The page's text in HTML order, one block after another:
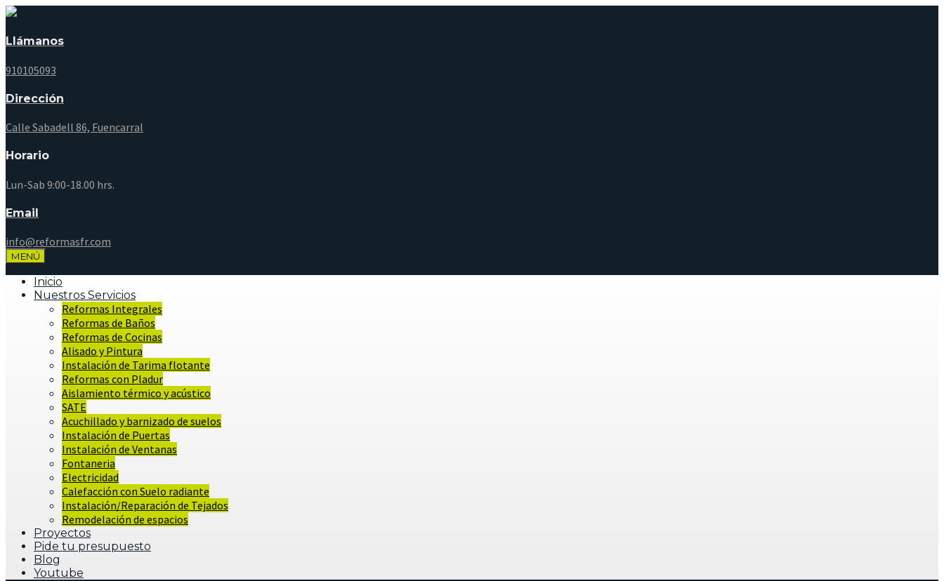
Llámanos
910105093
Dirección
Calle Sabadell 86, Fuencarral
Horario
Lun-Sab 9:00-18.00 hrs.
Email
info@reformasfr.com
MENÚ
Inicio
Nuestros Servicios
Reformas Integrales
Reformas de Baños
Reformas de Cocinas
Alisado y Pintura
Instalación de Tarima flotante
Reformas con Pladur
Aislamiento térmico y acústico
SATE
Acuchillado y barnizado de suelos
Instalación de Puertas
Instalación de Ventanas
Fontaneria
Electricidad
Calefacción con Suelo radiante
Instalación/Reparación de Tejados
Remodelación de espacios
Proyectos
Pide tu presupuesto
Blog
Youtube